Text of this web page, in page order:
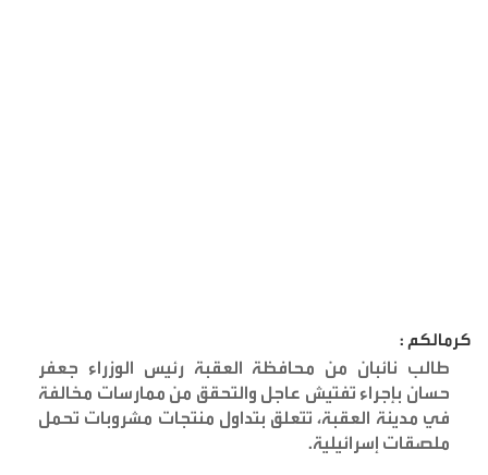
كرمالكم :
طالب نائبان من محافظة العقبة رئيس الوزراء جعفر
حسان بإجراء تفتيش عاجل والتحقق من ممارسات مخالفة
في مدينة العقبة، تتعلق بتداول منتجات مشروبات تحمل
ملصقات إسرائيلية.